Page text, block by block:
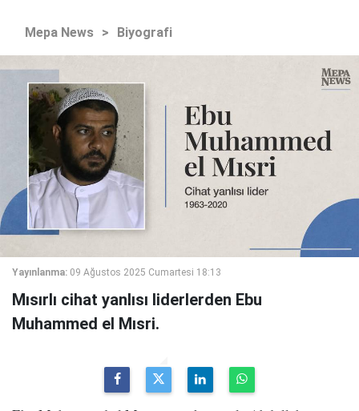
Mepa News > Biyografi
Yayınlanma: 09 Ağustos 2025 Cumartesi 18:13
Mısırlı cihat yanlısı liderlerden Ebu
Muhammed el Mısri.